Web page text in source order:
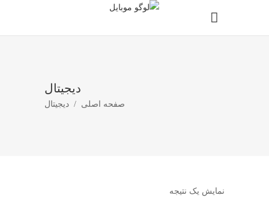
دیجیتال
صفحه اصلی / دیجیتال
نمایش یک نتیجه